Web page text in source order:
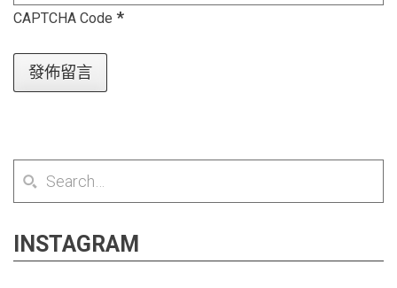
CAPTCHA Code *
INSTAGRAM